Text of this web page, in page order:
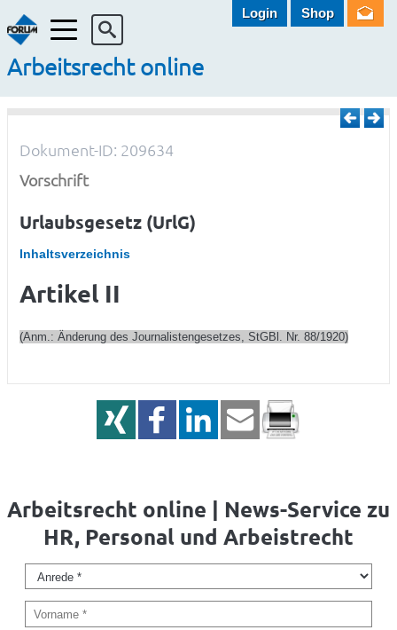
Menü
Arbeitsrecht online
Login Shop
Dokument-ID: 209634
Vorschrift
Urlaubsgesetz (UrlG)
Inhaltsverzeichnis
Artikel II
(Anm.: Änderung des Journalistengesetzes, StGBl. Nr. 88/1920)
Arbeitsrecht online | News-Service zu
HR, Personal und Arbeistrecht